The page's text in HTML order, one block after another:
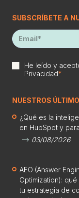
SUBSCRÍBETE A
He leído y
Privacidad*
NUESTROS
¿Qué es la
en HubSpot y
03/08/2026
AEO (Answer
Optimization):
tu estrategia de